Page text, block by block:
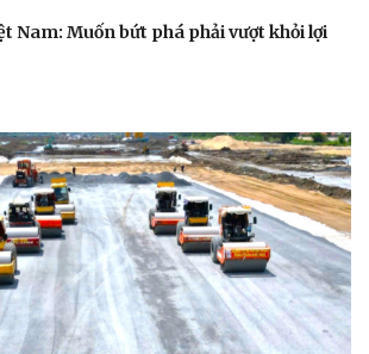
Sao Việt
Nam: Muốn bứt phá phải vượt khỏi lợi